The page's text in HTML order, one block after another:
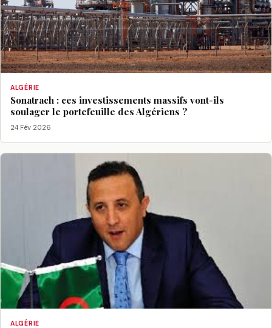
ALGÉRIE
Sonatrach : ces investissements massifs vont-ils
soulager le portefeuille des Algériens ?
24 Fév 2026
ALGÉRIE